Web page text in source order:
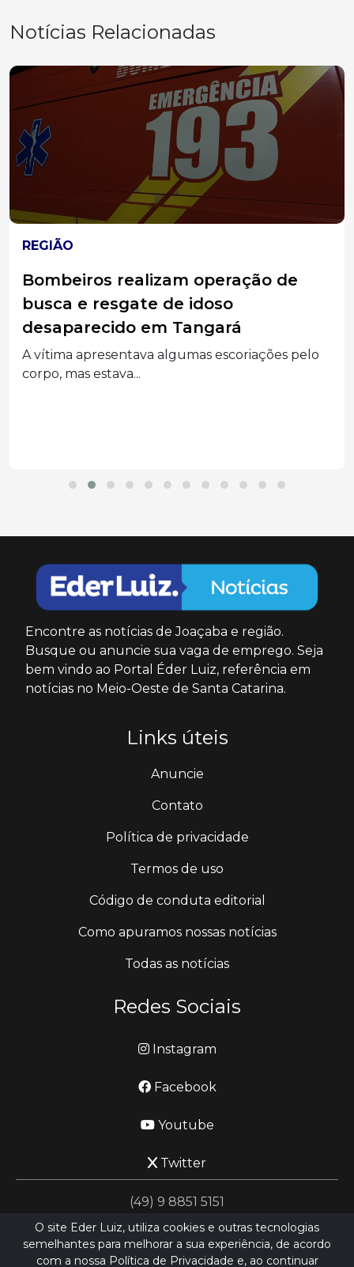
Notícias Relacionadas
REGIÃO
Bombeiros realizam operação de
busca e resgate de idoso
desaparecido em Tangará
A vítima apresentava algumas escoriações pelo
corpo, mas estava...
Encontre as notícias de Joaçaba e região.
Busque ou anuncie sua vaga de emprego. Seja
bem vindo ao Portal Éder Luiz, referência em
notícias no Meio-Oeste de Santa Catarina.
Links úteis
Anuncie
Contato
Política de privacidade
Termos de uso
Código de conduta editorial
Como apuramos nossas notícias
Todas as notícias
Redes Sociais
Instagram
Facebook
Youtube
Twitter
(49) 9 8851 5151
jornalismo@ederluiz.com.vc
O site Eder Luiz, utiliza cookies e outras tecnologias
semelhantes para melhorar a sua experiência, de acordo
com a nossa Política de Privacidade e, ao continuar